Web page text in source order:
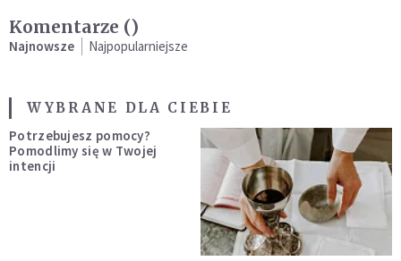
Komentarze ()
Najnowsze Najpopularniejsze
WYBRANE DLA CIEBIE
Potrzebujesz pomocy?
Pomodlimy się w Twojej
intencji